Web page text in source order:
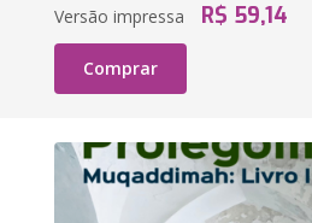
Versão impressa R$ 59,14
Comprar